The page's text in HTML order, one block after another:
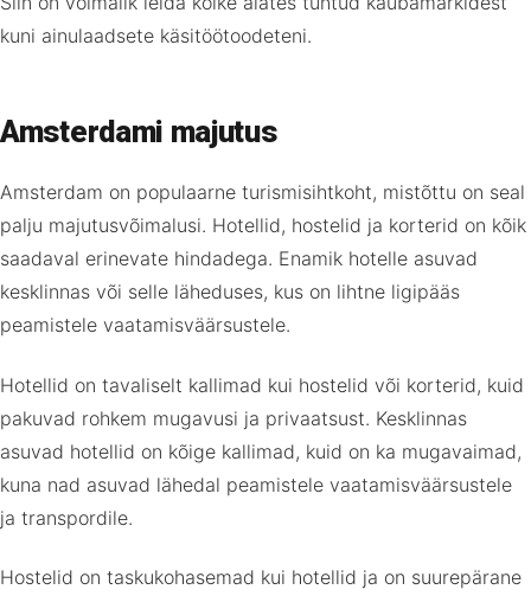
kuni ainulaadsete käsitöötoodeteni.
Amsterdami majutus
Amsterdam on populaarne turismisihtkoht, mistõttu on seal
palju majutusvõimalusi. Hotellid, hostelid ja korterid on kõik
saadaval erinevate hindadega. Enamik hotelle asuvad
kesklinnas või selle läheduses, kus on lihtne ligipääs
peamistele vaatamisväärsustele.
Hotellid on tavaliselt kallimad kui hostelid või korterid, kuid
pakuvad rohkem mugavusi ja privaatsust. Kesklinnas
asuvad hotellid on kõige kallimad, kuid on ka mugavaimad,
kuna nad asuvad lähedal peamistele vaatamisväärsustele
ja transpordile.
Hostelid on taskukohasemad kui hotellid ja on suurepärane